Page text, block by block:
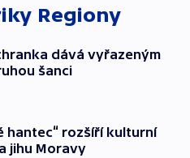
Regiony
dává vyřazeným
šanci
hantec“ rozšíří kulturní
jihu Moravy